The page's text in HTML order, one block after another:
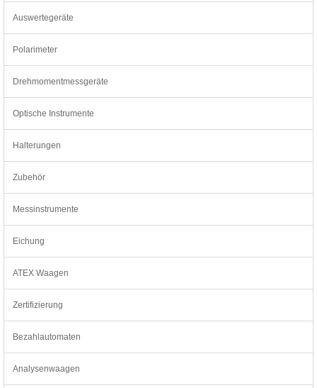
Auswertegeräte
Polarimeter
Drehmomentmessgeräte
Optische Instrumente
Halterungen
Zubehör
Messinstrumente
Eichung
ATEX Waagen
Zertifizierung
Bezahlautomaten
Analysenwaagen